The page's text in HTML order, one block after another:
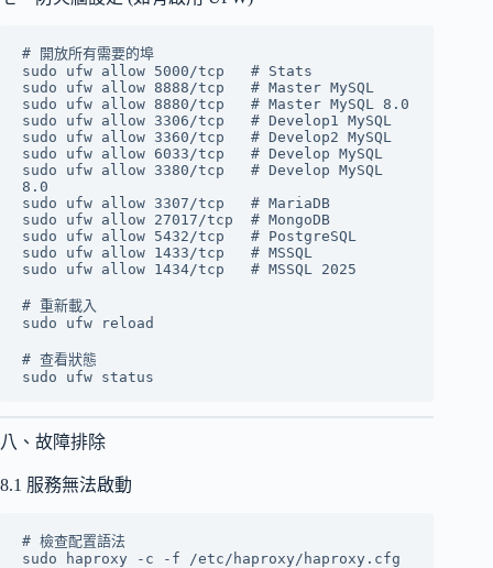
# 開放所有需要的埠
sudo ufw allow 5000/tcp   # Stats
sudo ufw allow 8888/tcp   # Master MySQL
sudo ufw allow 8880/tcp   # Master MySQL 8.0
sudo ufw allow 3306/tcp   # Develop1 MySQL
sudo ufw allow 3360/tcp   # Develop2 MySQL
sudo ufw allow 6033/tcp   # Develop MySQL
sudo ufw allow 3380/tcp   # Develop MySQL
8.0
sudo ufw allow 3307/tcp   # MariaDB
sudo ufw allow 27017/tcp  # MongoDB
sudo ufw allow 5432/tcp   # PostgreSQL
sudo ufw allow 1433/tcp   # MSSQL
sudo ufw allow 1434/tcp   # MSSQL 2025
# 重新載入
sudo ufw reload
# 查看狀態
八、故障排除
8.1 服務無法啟動
# 檢查配置語法
sudo haproxy -c -f /etc/haproxy/haproxy.cfg